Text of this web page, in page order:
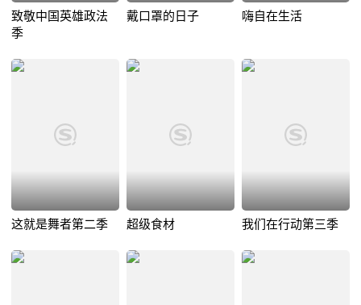
致敬中国英雄政法
季
戴口罩的日子 嗨自在生活
这就是舞者第二季 超级食材 我们在行动第三季